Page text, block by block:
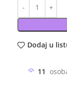
Dodaj u
11